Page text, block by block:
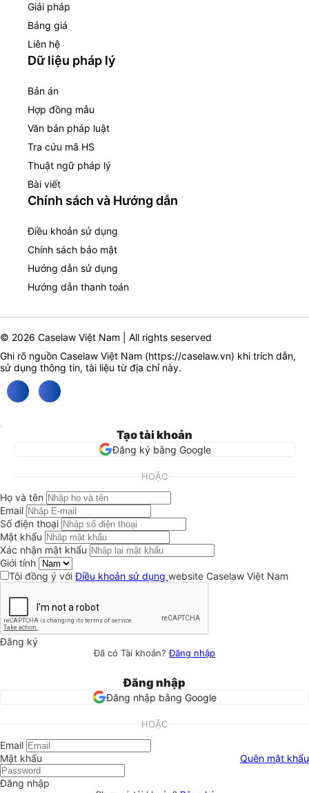
Giải pháp
Bảng giá
Liên hệ
Dữ liệu pháp lý
Bản án
Hợp đồng mẫu
Văn bản pháp luật
Tra cứu mã HS
Thuật ngữ pháp lý
Bài viết
Chính sách và Hướng dẫn
Điều khoản sử dụng
Chính sách bảo mật
Hướng dẫn sử dụng
Hướng dẫn thanh toán
© 2026 Caselaw Việt Nam | All rights seserved
Ghi rõ nguồn Caselaw Việt Nam (https://caselaw.vn) khi trích dẫn,
sử dụng thông tin, tài liệu từ địa chỉ này.
Tạo tài khoản
Đăng ký bằng Google
HOẶC
Họ và tên
Email
Số điện thoại
Mật khẩu
Xác nhận mật khẩu
Giới tính
Tôi đồng ý vớiĐiều khoản sử dụng website Caselaw Việt Nam
Đăng ký
Đã có Tài khoản?Đăng nhập
Đăng nhập
Đăng nhập bằng Google
HOẶC
Email
Mật khẩu
Quên mật khẩu
Đăng nhập